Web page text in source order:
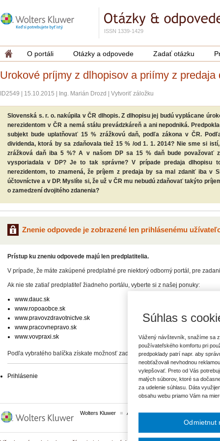
ISSN 1339-1429
O portáli Otázky a odpovede Zadať otázku
Urokové príjmy z dlhopisov a priímy z
ID2549 15.10.2015 Ing. Marián Drozd Vytvoriť záložku
Slovenská s. r. o. nakúpila v ČR dlhopis. Z dlhopisu jej budú vyplácane
nerezidentom v ČR a nemá stálu prevádzkáreň a ani nepodniká.
subjekt bude uplatňovať 15 % zrážkovú daň, podľa zákona v ČR.
dividenda, ktorá by sa zdaňovala tiež 15 % /od 1. 1. 2014? Nie sme si
zrážková daň iba 5 %? A v našom DP sa 15 % daň bude považovať
vysporiadala v DP? Je to tak správne? V prípade predaja dlhopisu
nerezidentom, to znamená, že príjem z predaja by sa mal zdaniť iba v
účtovníctve a v DP. Myslíte si, že už v ČR mu nebudú zdaňovať takýto
o zamedzení dvojitého zdanenia?
Znenie odpovede je zobrazené len prihlásenému
Prístup ku zneniu odpovede majú len predplatitelia.
V prípade, že máte zakúpené predplatné pre niektorý odborný portál, pre
Ak nie ste zatiaľ predplatiteľ žiadneho portálu, vyberte si z našej ponuky:
www.dauc.sk
www.ropoaobce.sk
www.pravovzdravotnictve.sk
www.pracovnepravo.sk
www.vovpraxi.sk
Podľa vybratého balíčka získate možnosť zadať svoje otázky, prípadne prístup
Prihlásenie
Wolters Kluwer ASPI Komplexné právne predpisy
Súhlas s
Vážený návštevník, snažíme sa
používateľského komfortu pri
predpoklady patrí napr. aby
neobťažovali nevhodnou
vylepšovať. Preto od Vás
malých súborov, ktoré sa
za udelenie súhlasu. Dáta
obsahu webu priamo Vám na
Odmietnut